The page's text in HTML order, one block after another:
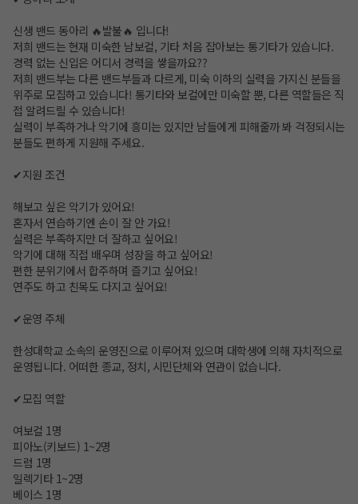
신생 밴드 동아리 🔥발불🔥 입니다!
저희 밴드는 현재 미숙한 남보컬, 기타 처음 잡아보는 통기타가 있습니다.
경력 없는 신입은 어디서 경력을 쌓을까요??
저희 밴드부는 다른 밴드부들과 다르게, 미숙 이하의 실력을 가지신 분들을
위주로 모집하고 있습니다! 통기타와 보컬에만 미숙할 뿐, 다른 역할들은 직
접 알려드릴 수 있습니다!
실력이 부족하거나 악기에 흥미는 있지만 남들에게 피해줄까 봐 걱정되시는
분들도 편하게 지원해 주세요.
✔지원 조건
해보고 싶은 악기가 있어요!
혼자서 연습하기엔 손이 잘 안 가요!
실력은 부족하지만 더 잘하고 싶어요!
악기에 대해 직접 배우며 성장을 하고 싶어요!
편한 분위기에서 합주하며 즐기고 싶어요!
연주도 하고 친목도 다지고 싶어요!
✔운영 주체
한성대학교 소속의 운영진으로 이루어져 있으며 대학생에 의해 자치적으로
운영됩니다. 어떠한 종교, 정치, 시민단체와 연관이 없습니다.
✔모집 역할
여보컬 1명
피아노(키보드) 1~2명
드럼 1명
일렉기타 1~2명
베이스 1명